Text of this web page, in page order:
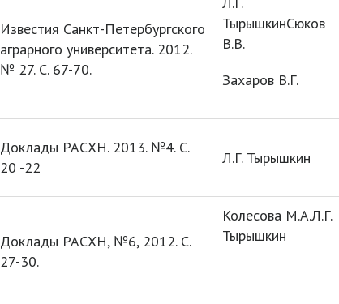
Известия Санкт-Петербургского
аграрного университета. 2012.
№ 27. С. 67-70.
ТырышкинСюков
В.В.
Захаров В.Г.
Доклады РАСХН. 2013. №4. С.
20 -22
Л.Г. Тырышкин
Доклады РАСХН, №6, 2012. С.
27-30.
Колесова М.А.Л.Г.
Тырышкин